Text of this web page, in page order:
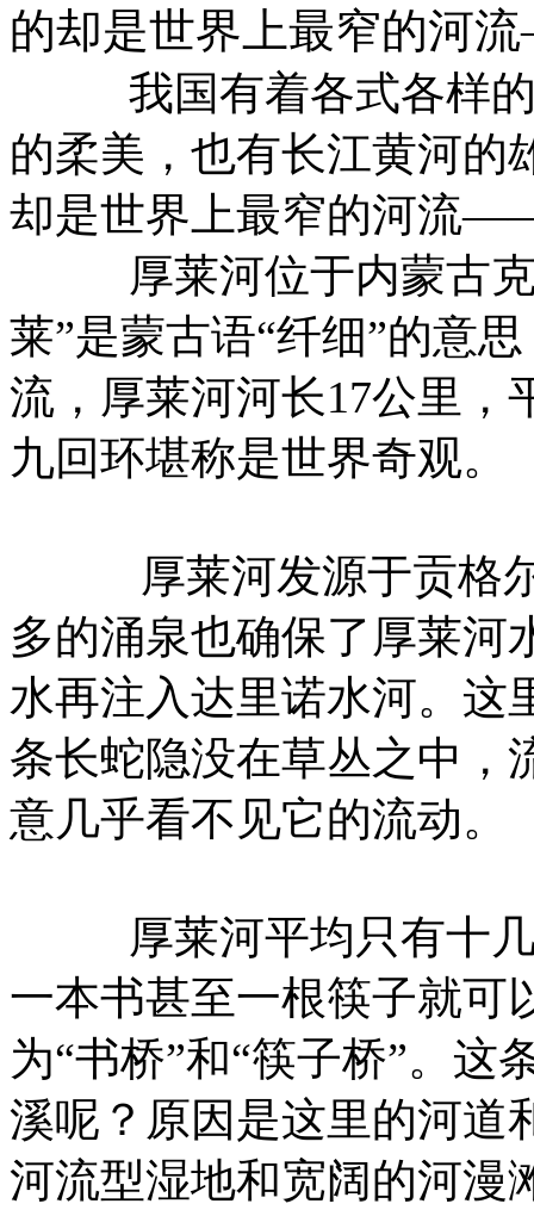
的却是世界上最窄的河
我国有着各式各样的
的柔美，也有长江黄河的
却是世界上最窄的河流
厚莱河位于内蒙古克
莱”是蒙古语“纤细”的意
流，厚莱河河长17公里，
九回环堪称是世界奇观。
厚莱河发源于贡格尔
多的涌泉也确保了厚莱河
水再注入达里诺水河。这
条长蛇隐没在草丛之中，
意几乎看不见它的流动。
厚莱河平均只有十几
一本书甚至一根筷子就可
为“书桥”和“筷子桥”。这
溪呢？原因是这里的河道
河流型湿地和宽阔的河漫